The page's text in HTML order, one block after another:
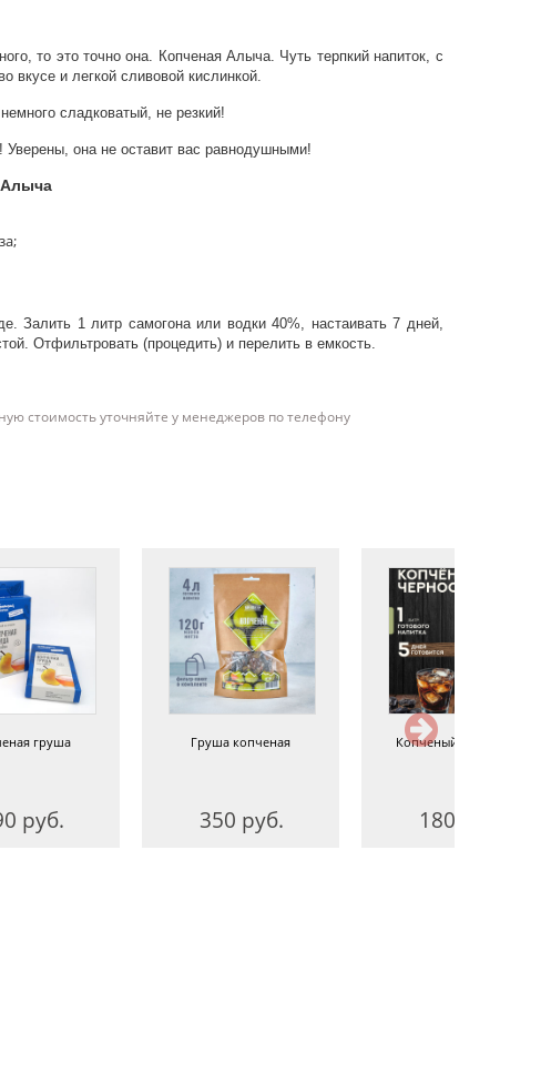
то это точно она. Копченая Алыча. Чуть терпкий напиток, с
вкусе и легкой сливовой кислинкой.
сладковатый, не резкий!
Уверены, она не оставит вас равнодушными!
Алыча
Залить 1 литр самогона или водки 40%, настаивать 7 дней,
Отфильтровать (процедить) и перелить в емкость.
стоимость уточняйте у менеджеров по телефону
груша
руб.
Груша копченая
350 руб.
Копченый чернослив
180 руб.